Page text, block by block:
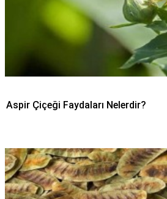
Aspir Çiçeği Faydaları Nelerdir?